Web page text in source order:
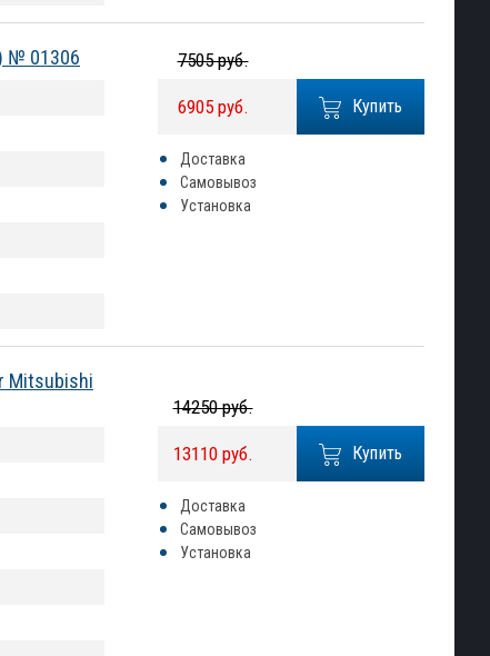
№ 01306
Купить
7505 руб.
6905 руб.
Доставка
Самовывоз
Установка
Mitsubishi
Купить
14250 руб.
13110 руб.
Доставка
Самовывоз
Установка